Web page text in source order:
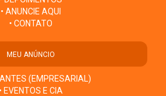
• ANUNCIE AQUI
• CONTATO
MEU ANÚNCIO
(EMPRESARIAL)
• EVENTOS E CIA